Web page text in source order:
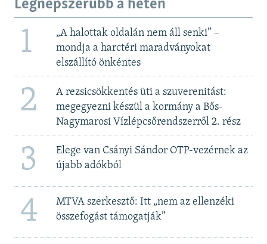
Legnépszerűbb a héten
1
„A halottak oldalán nem áll senki” –
mondja a harctéri maradványokat
elszállító önkéntes
2
A rezsicsökkentés üti a szuverenitást:
megegyezni készül a kormány a Bős-
Nagymarosi Vízlépcsőrendszerről 2. rész
3
Elege van Csányi Sándor OTP-vezérnek az
újabb adókból
4
MTVA szerkesztő: Itt „nem az ellenzéki
összefogást támogatják”